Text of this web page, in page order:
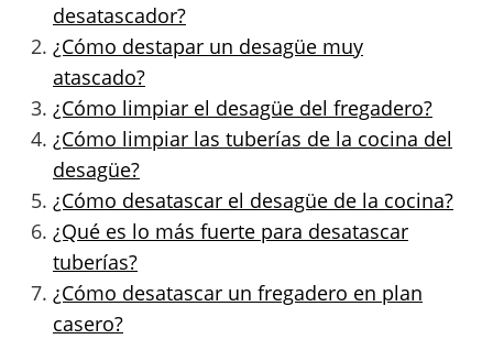
desatascador?
¿Cómo destapar un desagüe muy
atascado?
¿Cómo limpiar el desagüe del fregadero?
¿Cómo limpiar las tuberías de la cocina del
desagüe?
¿Cómo desatascar el desagüe de la cocina?
¿Qué es lo más fuerte para desatascar
tuberías?
¿Cómo desatascar un fregadero en plan
casero?